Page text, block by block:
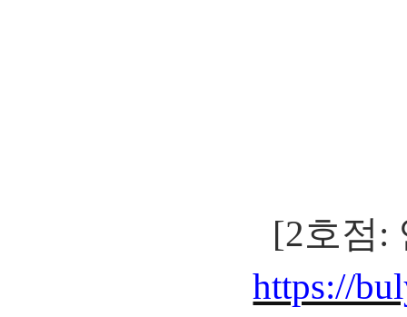
[2호점:
https://